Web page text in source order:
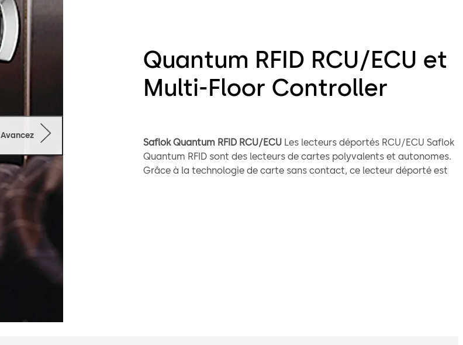
Quantum RFID RCU/ECU et
Multi-Floor Controller
Saflok Quantum RFID RCU/ECULes lecteurs déportés RCU/ECU Saflok
Quantum RFID sont des lecteurs de cartes polyvalents et autonomes.
Grâce à la technologie de carte sans contact, ce lecteur déporté est
Avancez